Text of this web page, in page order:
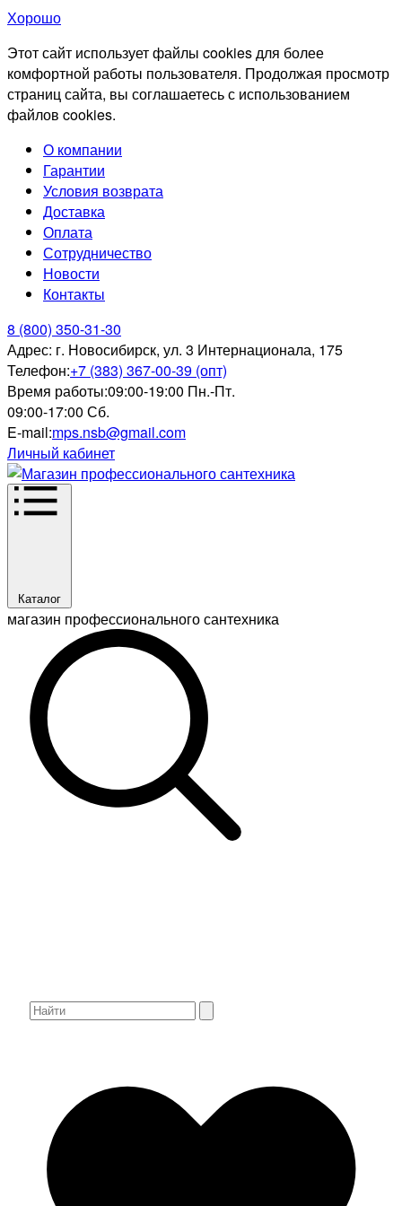
Хорошо
Этот сайт использует файлы cookies для более
комфортной работы пользователя. Продолжая просмотр
страниц сайта, вы соглашаетесь с использованием
файлов cookies.
О компании
Гарантии
Условия возврата
Доставка
Оплата
Сотрудничество
Новости
Контакты
8 (800) 350-31-30
Адрес: г. Новосибирск, ул. 3 Интернационала, 175
Телефон:+7 (383) 367-00-39 (опт)
Время работы:09:00-19:00 Пн.-Пт.
09:00-17:00 Сб.
E-mail:mps.nsb@gmail.com
Личный кабинет
Каталог
магазин профессионального сантехника